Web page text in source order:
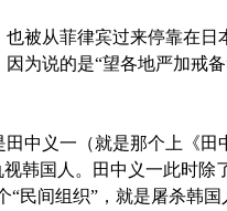
从菲律宾过来停靠在日
为说的是“望各地严加戒
义一（就是那个上《田
韩国人。田中义一此时除
“民间组织”，就是屠杀韩